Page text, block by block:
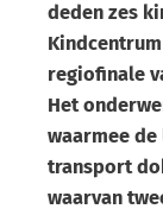
deden zes
regiofinale
Het
waarmee
transport
waarvan